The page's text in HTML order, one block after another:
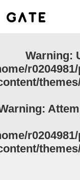
Warning:
: